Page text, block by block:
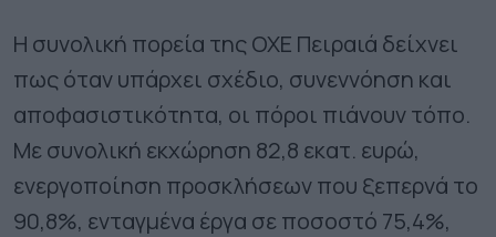
Η συνολική πορεία της ΟΧΕ Πειραιά δείχνει
πως όταν υπάρχει σχέδιο, συνεννόηση και
αποφασιστικότητα, οι πόροι πιάνουν τόπο.
Με συνολική εκχώρηση 82,8 εκατ. ευρώ,
ενεργοποίηση προσκλήσεων που ξεπερνά το
90,8%, ενταγμένα έργα σε ποσοστό 75,4%,